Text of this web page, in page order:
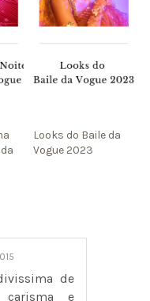
Looks do Baile da
Vogue 2023
de
carisma e